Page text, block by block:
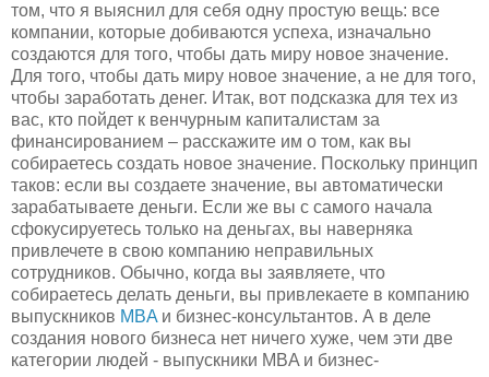
том, что я выяснил для себя одну простую вещь: все
компании, которые добиваются успеха, изначально
создаются для того, чтобы дать миру новое значение.
Для того, чтобы дать миру новое значение, а не для того,
чтобы заработать денег. Итак, вот подсказка для тех из
вас, кто пойдет к венчурным капиталистам за
финансированием – расскажите им о том, как вы
собираетесь создать новое значение. Поскольку принцип
таков: если вы создаете значение, вы автоматически
зарабатываете деньги. Если же вы с самого начала
сфокусируетесь только на деньгах, вы наверняка
привлечете в свою компанию неправильных
сотрудников. Обычно, когда вы заявляете, что
собираетесь делать деньги, вы привлекаете в компанию
выпускников MBA и бизнес-консультантов. А в деле
создания нового бизнеса нет ничего хуже, чем эти две
категории людей - выпускники MBA и бизнес-